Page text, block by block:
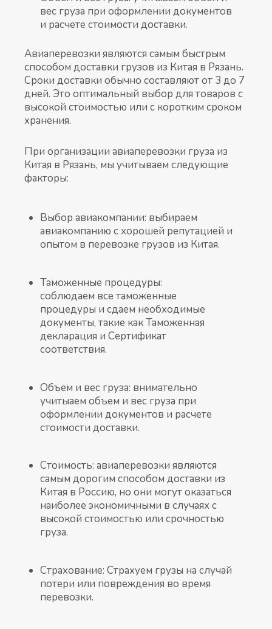
вес груза при оформлении документов
и расчете стоимости доставки.
Авиаперевозки являются самым быстрым
способом доставки грузов из Китая в Рязань.
Сроки доставки обычно составляют от 3 до 7
дней. Это оптимальный выбор для товаров с
высокой стоимостью или с коротким сроком
хранения.
При организации авиаперевозки груза из
Китая в Рязань, мы учитываем следующие
факторы:
Выбор авиакомпании: выбираем
авиакомпанию с хорошей репутацией и
опытом в перевозке грузов из Китая.
Таможенные процедуры:
соблюдаем все таможенные
процедуры и сдаем необходимые
документы, такие как Таможенная
декларация и Сертификат
соответствия.
Объем и вес груза: внимательно
учитыаем объем и вес груза при
оформлении документов и расчете
стоимости доставки.
Стоимость: авиаперевозки являются
самым дорогим способом доставки из
Китая в Россию, но они могут оказаться
наиболее экономичными в случаях с
высокой стоимостью или срочностью
груза.
Страхование: Страхуем грузы на случай
потери или повреждения во время
перевозки.